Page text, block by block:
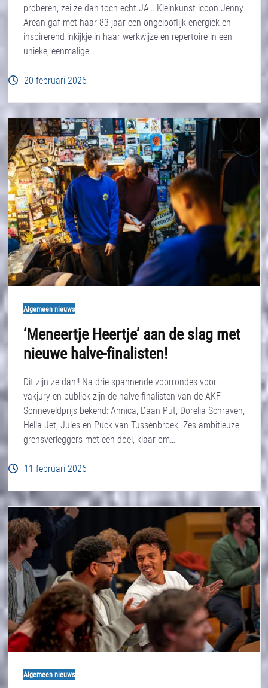
proberen, zei ze dan toch echt JA… Kleinkunst icoon Jenny
Arean gaf met haar 83 jaar een ongelooflijk energiek en
inspirerend inkijkje in haar werkwijze en repertoire in een
unieke, eenmalige…
20 februari 2026
Algemeen nieuws
‘Meneertje Heertje’ aan de slag met
nieuwe halve-finalisten!
Dit zijn ze dan!! Na drie spannende voorrondes voor
vakjury en publiek zijn de halve-finalisten van de AKF
Sonneveldprijs bekend: Annica, Daan Put, Dorelia Schraven,
Hella Jet, Jules en Puck van Tussenbroek. Zes ambitieuze
grensverleggers met een doel, klaar om…
11 februari 2026
Algemeen nieuws